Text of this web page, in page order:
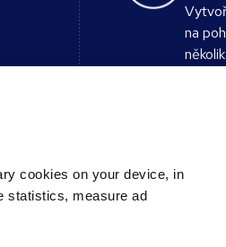
cookies on your device, in
statistics, measure ad
na
Kolik